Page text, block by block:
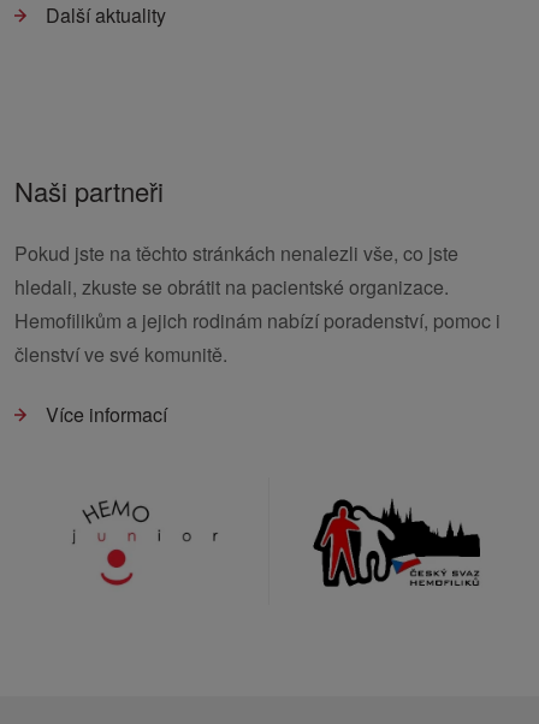
Další aktuality
Naši partneři
Pokud jste na těchto stránkách nenalezli vše, co jste
hledali, zkuste se obrátit na pacientské organizace.
Hemofilikům a jejich rodinám nabízí poradenství, pomoc i
členství ve své komunitě.
Více informací